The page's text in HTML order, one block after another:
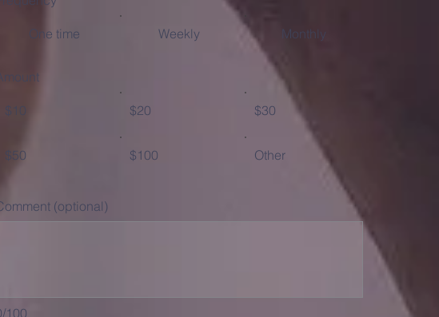
One time Weekly Monthly
$10 $20 $30
$50 $100 Other
100
(optional)